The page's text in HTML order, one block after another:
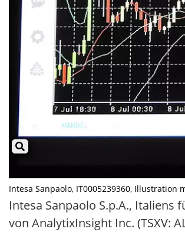
Intesa Sanpaolo, IT0005239360, Illustration
Intesa Sanpaolo S.p.A.,
von AnalytixInsight Inc. (TSXV: